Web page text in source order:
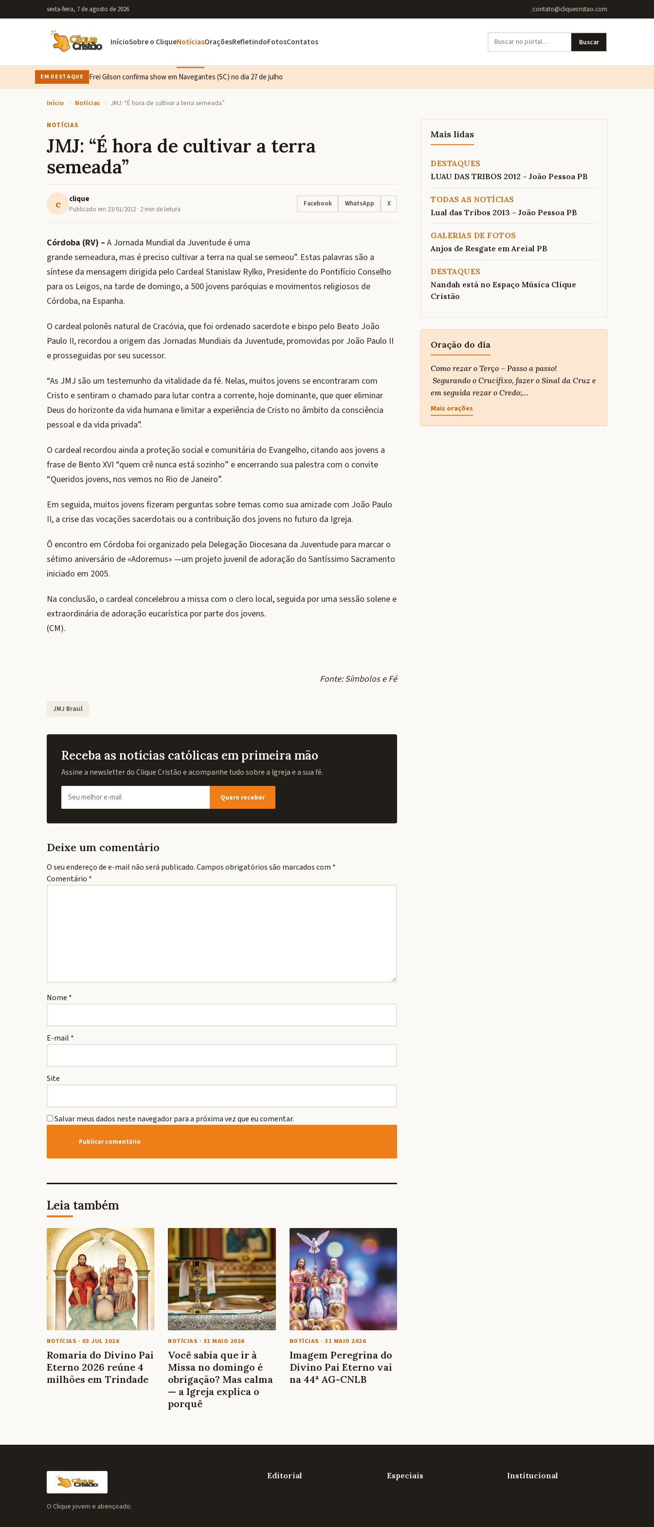
sexta-feira, 7 de agosto de 2026 |contato@cliquecristao.com
InícioSobre o CliqueNotíciasOraçõesRefletindoFotosContatos Buscar
EM DESTAQUE Frei Gilson confirma show em Navegantes (SC) no dia 27 de julho
Início › Notícias › JMJ: “É hora de cultivar a terra semeada”
NOTÍCIAS
JMJ: “É hora de cultivar a terra
semeada”
c clique
Publicado em 23/01/2012 · 2 min de leitura
Facebook WhatsApp X
Córdoba (RV) – A Jornada Mundial da Juventude é uma
grande semeadura, mas é preciso cultivar a terra na qual se semeou”. Estas palavras são a
síntese da mensagem dirigida pelo Cardeal Stanislaw Rylko, Presidente do Pontifício Conselho
para os Leigos, na tarde de domingo, a 500 jovens paróquias e movimentos religiosos de
Córdoba, na Espanha.
O cardeal polonês natural de Cracóvia, que foi ordenado sacerdote e bispo pelo Beato João
Paulo II, recordou a origem das Jornadas Mundiais da Juventude, promovidas por João Paulo II
e prosseguidas por seu sucessor.
“As JMJ são um testemunho da vitalidade da fé. Nelas, muitos jovens se encontraram com
Cristo e sentiram o chamado para lutar contra a corrente, hoje dominante, que quer eliminar
Deus do horizonte da vida humana e limitar a experiência de Cristo no âmbito da consciência
pessoal e da vida privada”.
O cardeal recordou ainda a proteção social e comunitária do Evangelho, citando aos jovens a
frase de Bento XVI “quem crê nunca está sozinho” e encerrando sua palestra com o convite
“Queridos jovens, nos vemos no Rio de Janeiro”.
Em seguida, muitos jovens fizeram perguntas sobre temas como sua amizade com João Paulo
II, a crise das vocações sacerdotais ou a contribuição dos jovens no futuro da Igreja.
Õ encontro em Córdoba foi organizado pela Delegação Diocesana da Juventude para marcar o
sétimo aniversário de «Adoremus» —um projeto juvenil de adoração do Santíssimo Sacramento
iniciado em 2005.
Na conclusão, o cardeal concelebrou a missa com o clero local, seguida por uma sessão solene e
extraordinária de adoração eucarística por parte dos jovens.
(CM).
Fonte: Símbolos e Fé
JMJ Brasil
Receba as notícias católicas em primeira mão
Assine a newsletter do Clique Cristão e acompanhe tudo sobre a Igreja e a sua fé.
Quero receber
Deixe um comentário
O seu endereço de e-mail não será publicado.Campos obrigatórios são marcados com *
Comentário *
Nome *
E-mail *
Site
Salvar meus dados neste navegador para a próxima vez que eu comentar.
Leia também
NOTÍCIAS · 03 JUL 2026
Romaria do Divino Pai
Eterno 2026 reúne 4
milhões em Trindade
NOTÍCIAS · 31 MAIO 2026
Você sabia que ir à
Missa no domingo é
obrigação? Mas calma
— a Igreja explica o
porquê
NOTÍCIAS ·31 MAIO 2026
Imagem Peregrina do
Divino Pai Eterno vai
na 44ª AG-CNLB
Mais lidas
DESTAQUES
LUAU DAS TRIBOS 2012 – João Pessoa PB
TODAS AS NOTÍCIAS
Lual das Tribos 2013 – João Pessoa PB
GALERIAS DE FOTOS
Anjos de Resgate em Areial PB
DESTAQUES
Nandah está no Espaço Música Clique
Cristão
Oração do dia
Como rezar o Terço – Passo a passo!
Segurando o Crucifixo, fazer o Sinal da Cruz e
em seguida rezar o Credo;…
Mais orações
O Clique jovem e abençoado.
Editorial Especiais Institucional